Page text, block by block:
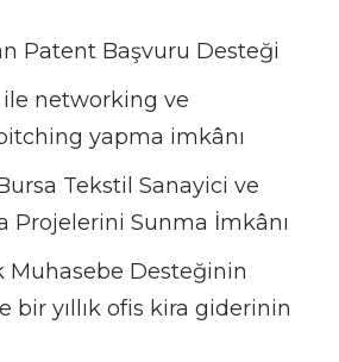
Patent Başvuru Desteği
ile networking ve
yapma imkânı
Tekstil Sanayici ve
Projelerini Sunma İmkânı
Muhasebe Desteğinin
bir yıllık ofis kira giderinin